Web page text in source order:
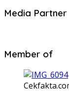
Media Partner
Member of